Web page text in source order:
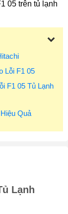
05 trên tủ lạnh
Lỗi F1 05
F1 05 Tủ Lạnh
Quả
Lạnh